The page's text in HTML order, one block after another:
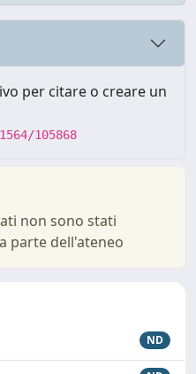
per citare o creare un
105868
non sono stati
parte dell'ateneo
ND